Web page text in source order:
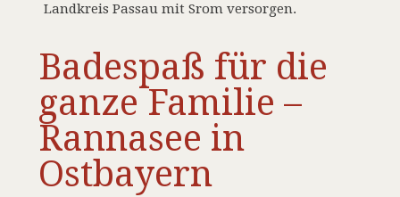
Landkreis Passau mit Srom versorgen.
Badespaß für die
ganze Familie –
Rannasee in
Ostbayern